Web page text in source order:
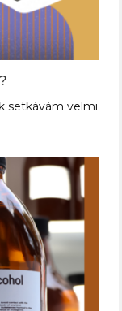
setkávám velmi